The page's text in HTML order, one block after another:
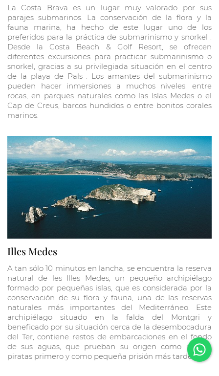
La Costa Brava es un lugar muy valorado por sus
parajes submarinos. La conservación de la flora y la
fauna marina, ha hecho de este lugar uno de los
preferidos para la práctica de submarinismo y snorkel .
Desde la Costa Beach & Golf Resort, se ofrecen
diferentes excursiones para practicar submarinismo o
snorkel, gracias a su privilegiada situación en el centro
de la playa de Pals . Los amantes del submarinismo
pueden hacer inmersiones a muchos niveles: entre
rocas, en parques naturales como las Islas Medes o el
Cap de Creus, barcos hundidos o entre bonitos corales
marinos.
Illes Medes
A tan sólo 10 minutos en lancha, se encuentra la reserva
natural de les Illes Medes, un pequeño archipiélago
formado por pequeñas islas, que es considerada por la
conservación de su flora y fauna, una de las reservas
naturales más importantes del Mediterráneo. Este
archipiélago situado en la falda del Montgri y
beneficado por su situación cerca de la desembocadura
del Ter, contiene restos de embarcaciones en el fondo
de sus aguas, que prueban su origen como isla de
piratas primero y como pequeña prisión más tarde.